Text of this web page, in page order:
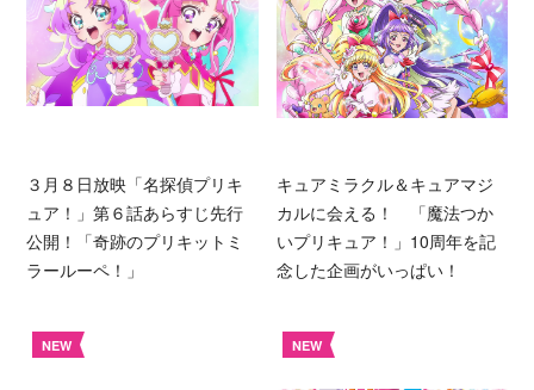
３月８日放映「名探偵プリキ
ュア！」第６話あらすじ先行
公開！「奇跡のプリキットミ
ラールーペ！」
キュアミラクル＆キュアマジ
カルに会える！ 「魔法つか
いプリキュア！」10周年を記
念した企画がいっぱい！
NEW NEW